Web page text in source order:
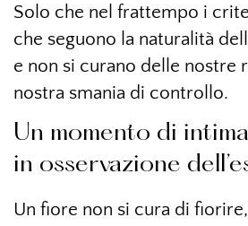
Solo che nel frattempo i
che seguono la naturalità
e non si curano delle nostre
nostra smania di controllo.
Un momento di
in osservazione
Un fiore non si cura di